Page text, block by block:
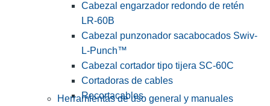
Cabezal engarzador redondo de retén
LR-60B
Cabezal punzonador sacabocados Swiv-
L-Punch™
Cabezal cortador tipo tijera SC-60C
Cortadoras de cables
Recortacables
Herramientas de uso general y manuales